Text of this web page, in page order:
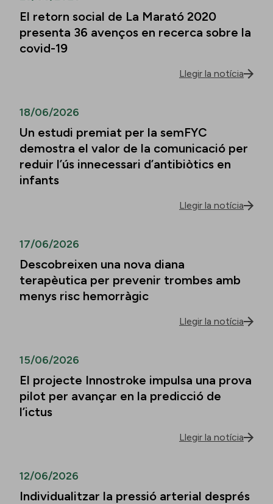
El retorn social de La Marató 2020
presenta 36 avenços en recerca sobre la
covid-19
Llegir la notícia
18/06/2026
Un estudi premiat per la semFYC
demostra el valor de la comunicació per
reduir l’ús innecessari d’antibiòtics en
infants
Llegir la notícia
17/06/2026
Descobreixen una nova diana
terapèutica per prevenir trombes amb
menys risc hemorràgic
Llegir la notícia
15/06/2026
El projecte Innostroke impulsa una prova
pilot per avançar en la predicció de
l’ictus
Llegir la notícia
12/06/2026
Individualitzar la pressió arterial després